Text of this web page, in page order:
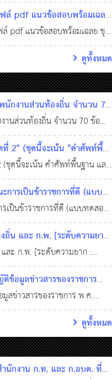
0 3,930
ข้อ พร้อมเฉลย
าติ ฉบับที่ 13 (ชุดติวสอบ 74
ฉลย)
26 ส.ค. 2567
0
ฐกิจและสังคมแห่งชาติ ฉบับที่
ล์ pdf แนวข้อสอบพร้อมเฉลย
แบบทดสอบแนวข้อสอบ
พื้นฐานในการปฏิบัติราชการ
หลักที่ใช้สอบองค์กรปกครอง
(90 ข้อพร้อมใบเกียรติบัตร)
2566 0 2,632
ล์ pdf แนวข้อสอบพร้อมเฉลย ชุด
บบทดสอบแนวข้อสอบ วิชา
ฐานในการปฏิบัติราชการ (กฏ
ใช้สอบองค์กรปกครองส่วนท้อง
ร้อมใบเกียรติบัตร)
ดูทั้งหมด
นักงานส่วนท้องถิ่น จำนวน 70
านส่วนท้องถิ่น จำนวน 70 ข้อ
งานบุคคลส่วนท้องถิ่น เรื่อง
ที่ 2" (ชุดนี้จะเน้น "คำศัพท์พื้น
จำนวน 60 ข้อ พร้อมเฉลย
ชุดนี้จะเน้น คำศัพท์พื้นฐาน และ
ร้อมเฉลย
ารเป็นข้าราชการที่ดี (แบบ
2568 0 392
เป็นข้าราชการที่ดี (แบบทดสอบ
ารเป็นข้าราชการที่ดีครอบคลุม
ารกิจการบ้
น และ ก.พ. [ระดับความยาก
317
ละ ก.พ. [ระดับความยาก :
อมูลข่าวสารของราชการ
พ.ศ. 2562 จำนวน
ข่าวสารของราชการ พ.ศ.
.ศ. 2562 จำนวน 81 ข้อ พร้อม
ดูทั้งหมด
นักงาน ก.ท. และ ก.อบต. ที่